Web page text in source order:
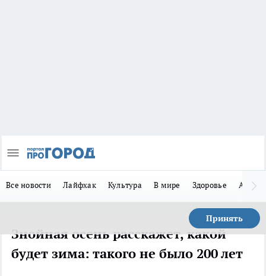
Все новости Лайфхак Культура В мире Здоровье Авто
Принять
Знойная осень расскажет, какой
будет зима: такого не было 200 лет